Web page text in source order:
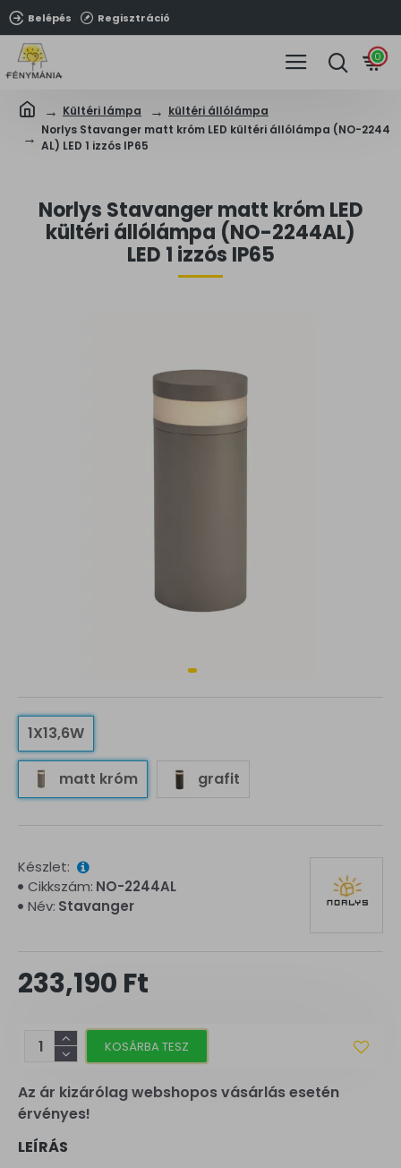
Belépés Regisztráció
0
Kültéri lámpa
kültéri állólámpa
Norlys Stavanger matt króm LED kültéri állólámpa (NO-2244
AL) LED 1 izzós IP65
Norlys Stavanger matt króm LED
kültéri állólámpa (NO-2244AL)
LED 1 izzós IP65
Az ár kizárólag webshopos vásárlás esetén
érvényes!
1X13,6W
matt króm grafit
233,190 Ft
Készlet:
Cikkszám: NO-2244AL
Név: Stavanger
KOSÁRBA TESZ
LEÍRÁS